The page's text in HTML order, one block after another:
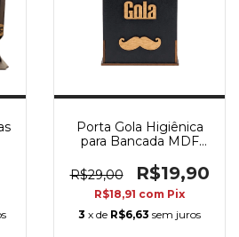
Porta Gola Higiênica
para Bancada MDF
R$29,00
R$19,90
R$18,91 com Pix
3 x de R$6,63 sem juros